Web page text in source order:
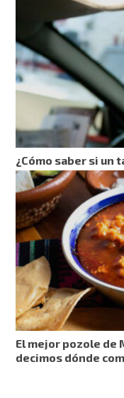
¿Cómo saber si un
El mejor pozole de
decimos dónde